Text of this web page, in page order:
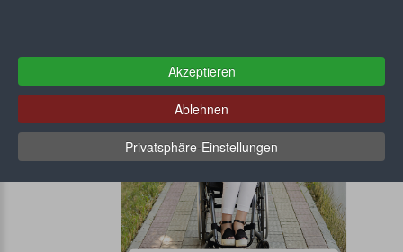
Akzeptieren
Ablehnen
Privatsphäre-Einstellungen